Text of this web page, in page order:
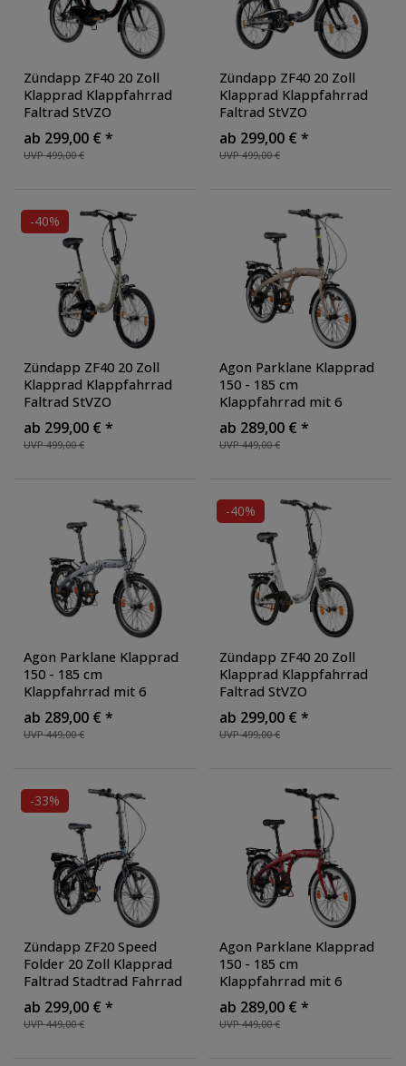
Zündapp ZF40 20 Zoll
Klapprad Klappfahrrad
Faltrad StVZO
Faltfahrrad Erwachsene
Damen Herren tiefer
Einstieg, Farbe: schwarz
UVP 499,00 €
ab 299,00 € *
Zündapp ZF40 20 Zoll
Klapprad Klappfahrrad
Faltrad StVZO
Faltfahrrad Erwachsene
Damen Herren tiefer
Einstieg, Farbe: grau
UVP 499,00 €
ab 299,00 € *
-40%
Zündapp ZF40 20 Zoll
Klapprad Klappfahrrad
Faltrad StVZO
Faltfahrrad Erwachsene
Damen Herren tiefer
Einstieg, Farbe: cream
UVP 499,00 €
ab 299,00 € *
Agon Parklane Klapprad
150 - 185 cm
Klappfahrrad mit 6
Gängen Fahrrad Faltrad
mit Beleuchtung StVZO
und Fahrradständer
UVP 449,00 €
ab 289,00 € *
Agon Parklane Klapprad
150 - 185 cm
Klappfahrrad mit 6
Gängen Fahrrad Faltrad
mit Beleuchtung StVZO
und Fahrradständer
UVP 449,00 €
ab 289,00 € *
-40%
Zündapp ZF40 20 Zoll
Klapprad Klappfahrrad
Faltrad StVZO
Faltfahrrad Erwachsene
Damen Herren tiefer
Einstieg, Farbe: weiß
UVP 499,00 €
ab 299,00 € *
-33%
Zündapp ZF20 Speed
Folder 20 Zoll Klapprad
Faltrad Stadtrad Fahrrad
faltbar Klappfahrrad
StVZO, Farbe: schwarz
UVP 449,00 €
ab 299,00 € *
Agon Parklane Klapprad
150 - 185 cm
Klappfahrrad mit 6
Gängen Fahrrad Faltrad
mit Beleuchtung StVZO
und Fahrradständer
UVP 449,00 €
ab 289,00 € *